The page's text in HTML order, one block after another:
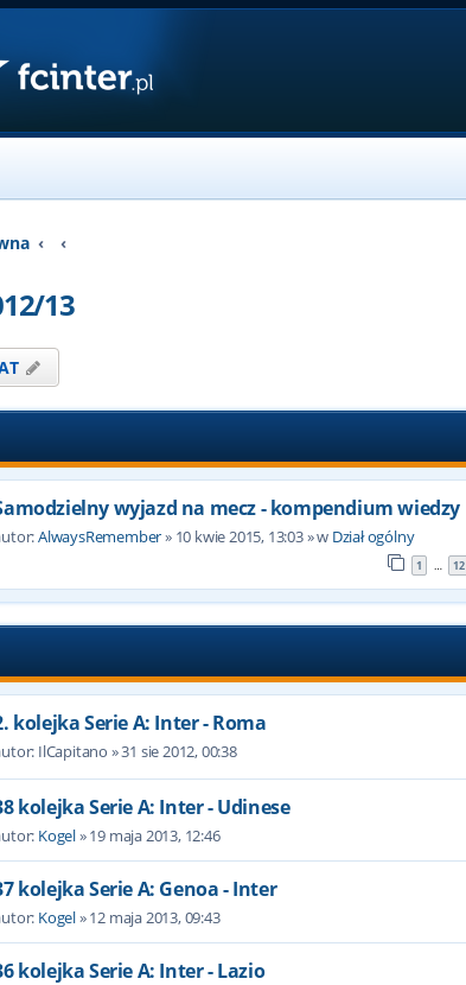
13
wyjazd na mecz - kompendium wiedzy
AlwaysRemember» 10 kwie 2015, 13:03» w Dział ogólny
1 … 12
kolejka Serie A: Inter - Roma
IlCapitano »31 sie 2012, 00:38
kolejka Serie A: Inter - Udinese
Kogel»19 maja 2013, 12:46
kolejka Serie A: Genoa - Inter
Kogel»12 maja 2013, 09:43
kolejka Serie A: Inter - Lazio